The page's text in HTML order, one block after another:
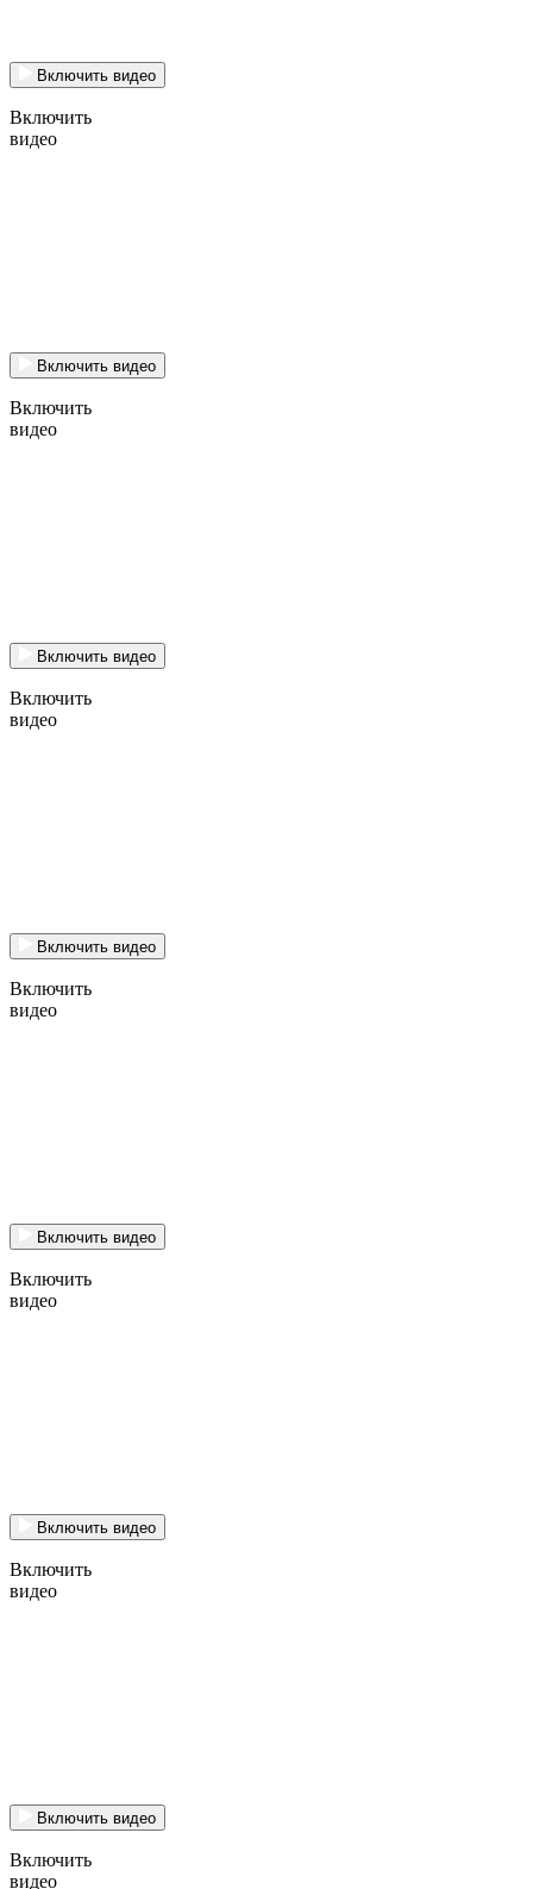
Включить видео
Включить
видео
Включить видео
Включить
видео
Включить видео
Включить
видео
Включить видео
Включить
видео
Включить видео
Включить
видео
Включить видео
Включить
видео
Включить видео
Включить
видео